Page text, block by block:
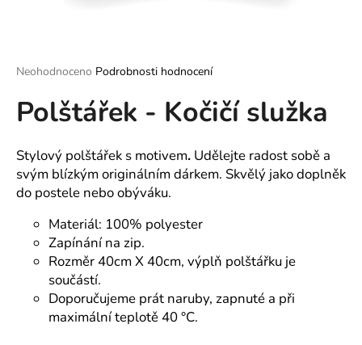
Průměrné
produktu
je
z
5
hvězdiček.
Neohodnoceno Podrobnosti hodnocení
Polštářek - Kočičí služka
Stylový polštářek s motivem. Udělejte radost sobě a
svým blízkým originálním dárkem. Skvělý jako doplněk
do postele nebo obýváku.
Materiál: 100% polyester
Zapínání na zip.
Rozměr 40cm X 40cm, výplň polštářku je
součástí.
Doporučujeme prát naruby, zapnuté a při
maximální teplotě 40 °C.
í
t
?
HLEDAT